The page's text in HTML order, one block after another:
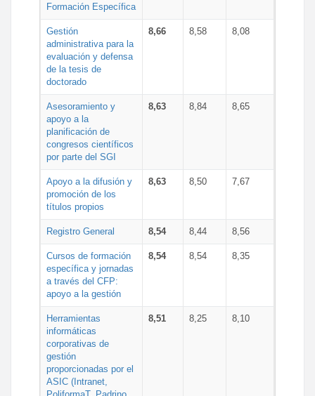
Formación Específica
Gestión
administrativa para la
evaluación y defensa
de la tesis de
doctorado
8,66 8,58 8,08
Asesoramiento y
apoyo a la
planificación de
congresos científicos
por parte del SGI
8,63 8,84 8,65
Apoyo a la difusión y
promoción de los
títulos propios
8,63 8,50 7,67
Registro General 8,54 8,44 8,56
Cursos de formación
específica y jornadas
a través del CFP:
apoyo a la gestión
8,54 8,54 8,35
Herramientas
informáticas
corporativas de
gestión
proporcionadas por el
ASIC (Intranet,
PoliformaT, Padrino,
8,51 8,25 8,10